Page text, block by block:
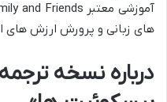
های زبانی و پرورش ارزش های
درباره نسخه